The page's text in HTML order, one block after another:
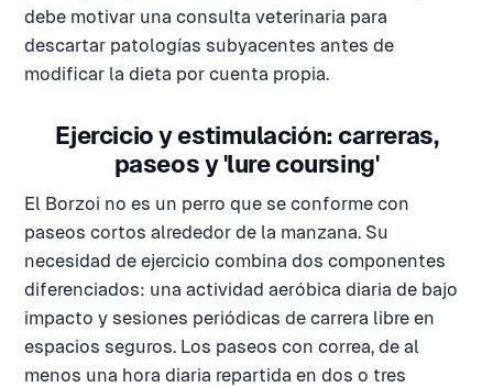
debe motivar una consulta veterinaria para
descartar patologías subyacentes antes de
modificar la dieta por cuenta propia.
Ejercicio y estimulación: carreras,
paseos y 'lure coursing'
El Borzoi no es un perro que se conforme con
paseos cortos alrededor de la manzana. Su
necesidad de ejercicio combina dos componentes
diferenciados: una actividad aeróbica diaria de bajo
impacto y sesiones periódicas de carrera libre en
espacios seguros. Los paseos con correa, de al
menos una hora diaria repartida en dos o tres